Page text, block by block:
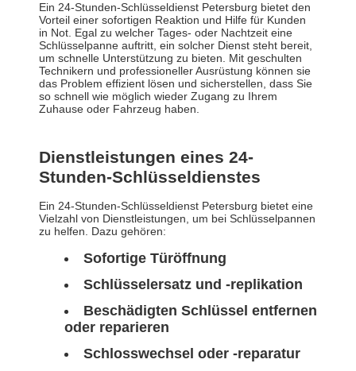
Ein 24-Stunden-Schlüsseldienst Petersburg bietet den
Vorteil einer sofortigen Reaktion und Hilfe für Kunden
in Not. Egal zu welcher Tages- oder Nachtzeit eine
Schlüsselpanne auftritt, ein solcher Dienst steht bereit,
um schnelle Unterstützung zu bieten. Mit geschulten
Technikern und professioneller Ausrüstung können sie
das Problem effizient lösen und sicherstellen, dass Sie
so schnell wie möglich wieder Zugang zu Ihrem
Zuhause oder Fahrzeug haben.
Dienstleistungen eines 24-
Stunden-Schlüsseldienstes
Ein 24-Stunden-Schlüsseldienst Petersburg bietet eine
Vielzahl von Dienstleistungen, um bei Schlüsselpannen
zu helfen. Dazu gehören:
Sofortige Türöffnung
Schlüsselersatz und -replikation
Beschädigten Schlüssel entfernen
oder reparieren
Schlosswechsel oder -reparatur